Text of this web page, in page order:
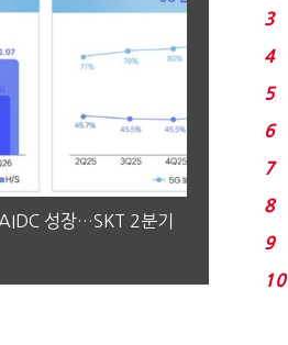
성장…SKT 2분기
3
4
5
6
7
8
9
10